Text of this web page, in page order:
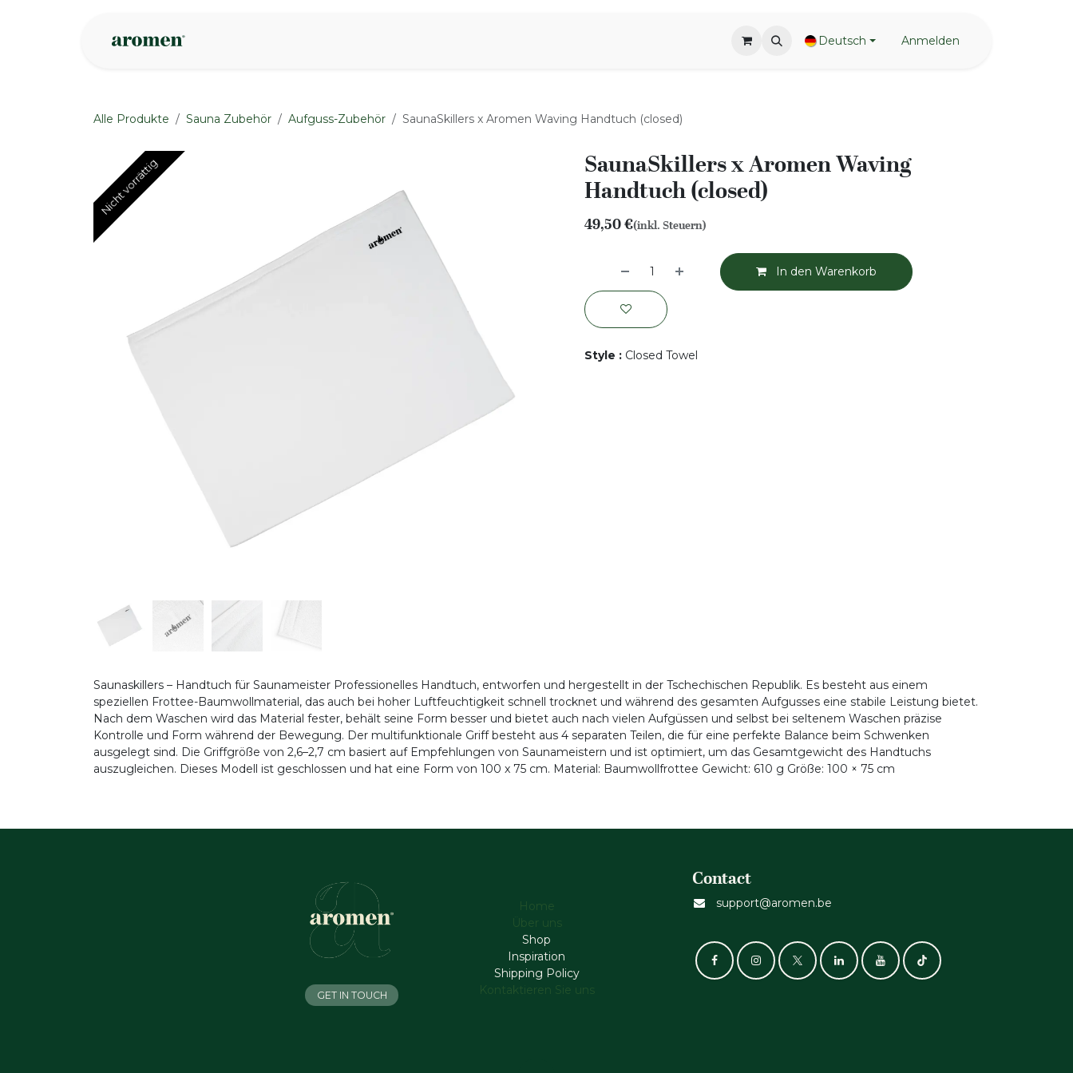
Deutsch Anmelden
Alle Produkte Sauna Zubehör Aufguss-Zubehör SaunaSkillers x Aromen Waving Handtuch (closed)
Nicht vorrättig
Nicht vorrättig SaunaSkillers x Aromen Waving
Handtuch (closed)
49,50€(inkl. Steuern)
In den Warenkorb
Style : Closed Towel
Saunaskillers – Handtuch für Saunameister Professionelles Handtuch, entworfen und hergestellt in der Tschechischen Republik. Es besteht aus einem
speziellen Frottee-Baumwollmaterial, das auch bei hoher Luftfeuchtigkeit schnell trocknet und während des gesamten Aufgusses eine stabile Leistung bietet.
Nach dem Waschen wird das Material fester, behält seine Form besser und bietet auch nach vielen Aufgüssen und selbst bei seltenem Waschen präzise
Kontrolle und Form während der Bewegung. Der multifunktionale Griff besteht aus 4 separaten Teilen, die für eine perfekte Balance beim Schwenken
ausgelegt sind. Die Griffgröße von 2,6–2,7 cm basiert auf Empfehlungen von Saunameistern und ist optimiert, um das Gesamtgewicht des Handtuchs
auszugleichen. Dieses Modell ist geschlossen und hat eine Form von 100 x 75 cm. Material: Baumwollfrottee Gewicht: 610 g Größe: 100 × 75 cm
Home
Über uns
Shop
Inspiration
Shipping Policy
Kontaktieren Sie uns
Contact
support@aromen.be
GET IN TOUCH